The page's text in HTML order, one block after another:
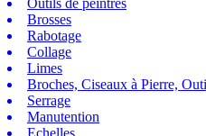
Outils de peintres
Brosses
Rabotage
Collage
Limes
Broches, Ciseaux à Pierre,
Serrage
Manutention
Echelles